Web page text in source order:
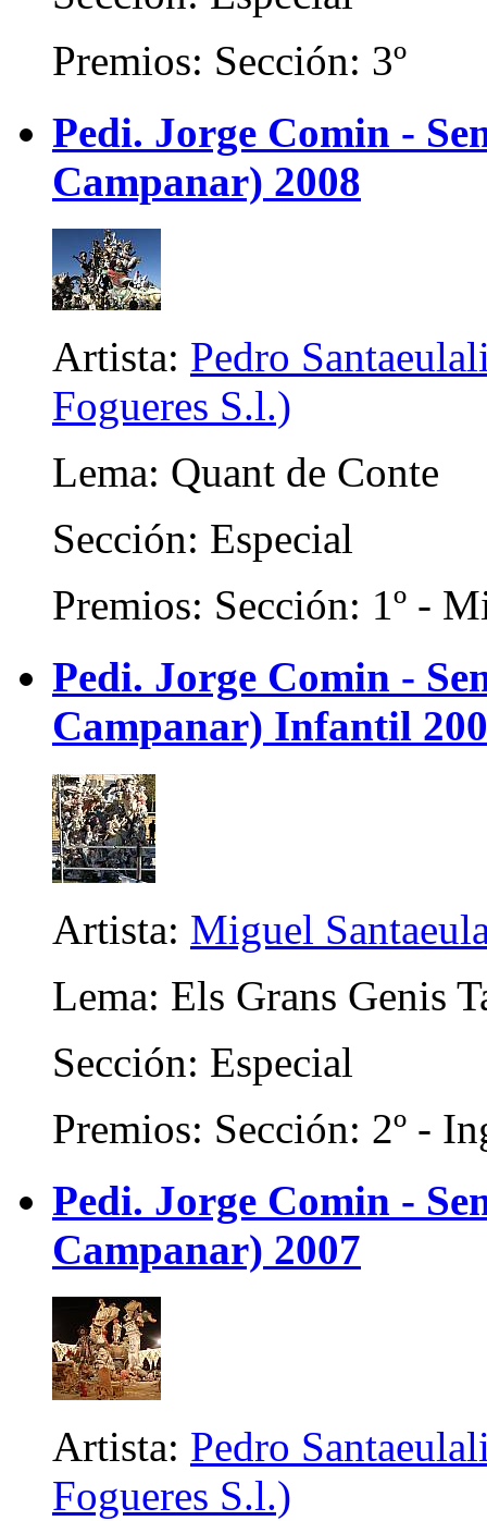
Premios: Sección: 3º
Pedi. Jorge Comin -
Campanar) 2008
Artista: Pedro
Fogueres S.l.)
Lema: Quant de Conte
Sección: Especial
Premios: Sección: 1º -
Pedi. Jorge Comin -
Campanar) Infantil
Artista: Miguel
Lema: Els Grans Genis
Sección: Especial
Premios: Sección: 2º -
Pedi. Jorge Comin -
Campanar) 2007
Artista: Pedro
Fogueres S.l.)